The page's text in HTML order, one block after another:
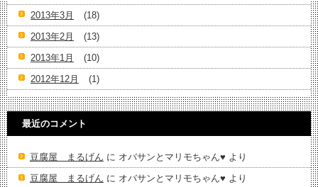
2013年3月
(18)
2013年2月
(13)
2013年1月
(10)
2012年12月
(1)
最近のコメント
豆腐屋 まるげん に オバサンとマリモちゃん♥️ より
豆腐屋 まるげん に オバサンとマリモちゃん♥️ より